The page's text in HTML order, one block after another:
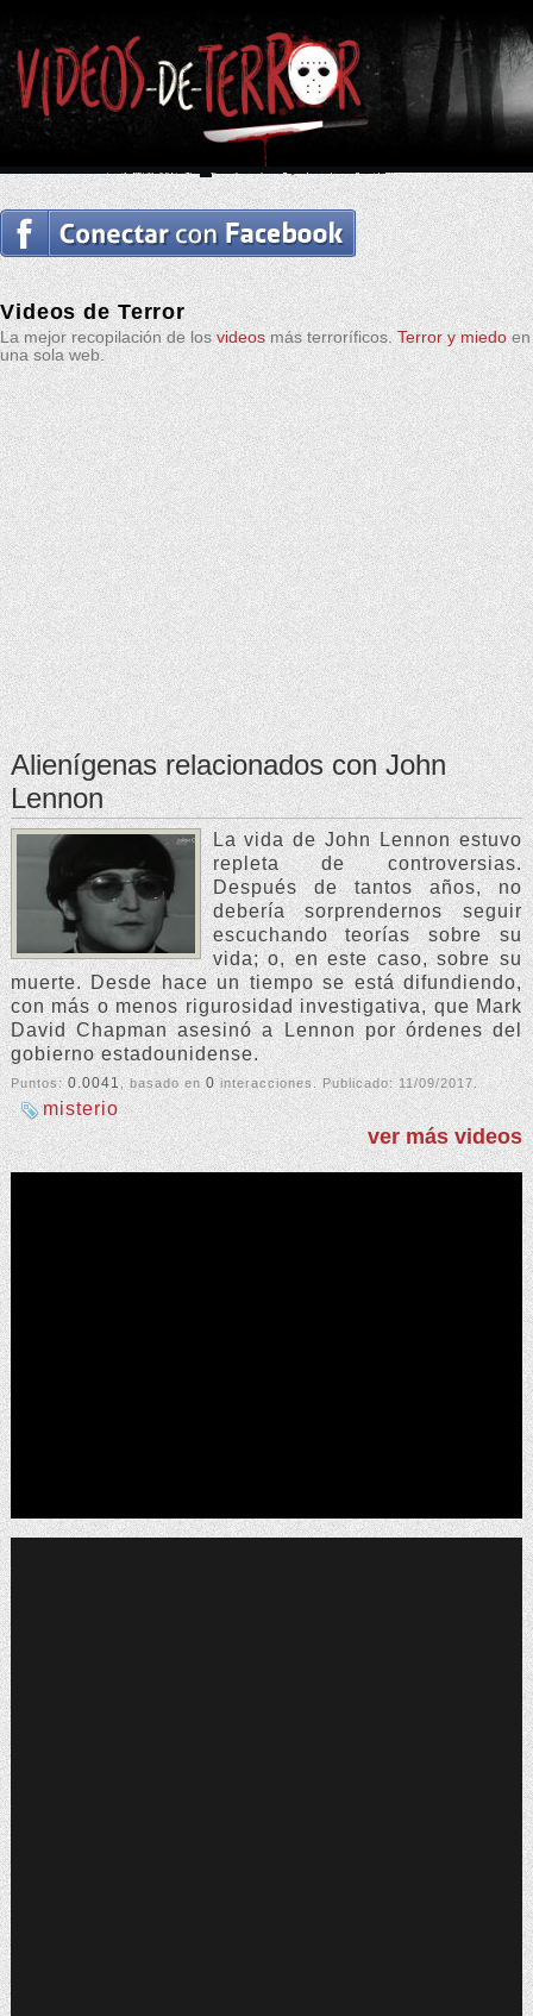
Videos de Terror
La mejor recopilación de losvideosmás terroríficos.Terror y miedoen
una sola web.
Alienígenas relacionados con John
Lennon
La vida de John Lennon estuvo
repleta de controversias.
Después de tantos años, no
debería sorprendernos seguir
escuchando teorías sobre su
vida; o, en este caso, sobre su
muerte. Desde hace un tiempo se está difundiendo,
con más o menos rigurosidad investigativa, que Mark
David Chapman asesinó a Lennon por órdenes del
gobierno estadounidense.
Puntos:0.0041, basado en0interacciones. Publicado:11/09/2017.
misterio
ver más videos